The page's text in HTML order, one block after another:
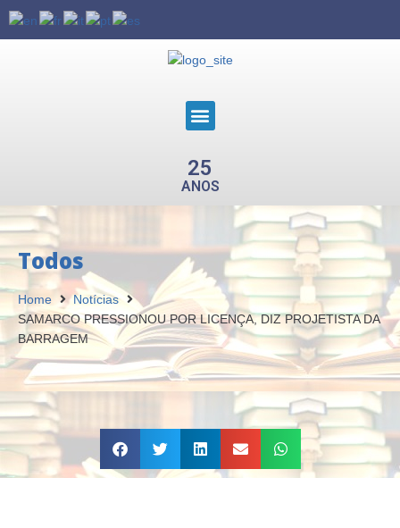
25
ANOS
Todos
Home
Notícias
SAMARCO PRESSIONOU POR LICENÇA, DIZ PROJETISTA DA
BARRAGEM